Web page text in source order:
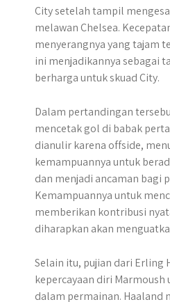
City setelah tampil
melawan Chelsea.​
menyerangnya yang tajam
ini menjadikannya sebagai
berharga untuk skuad City.
Dalam pertandingan
mencetak gol di babak
dianulir karena offside,
kemampuannya untuk
dan menjadi ancaman bagi
Kemampuannya untuk
memberikan kontribusi
diharapkan akan
Selain itu, pujian dari Erling
kepercayaan diri
dalam permainan. Haaland